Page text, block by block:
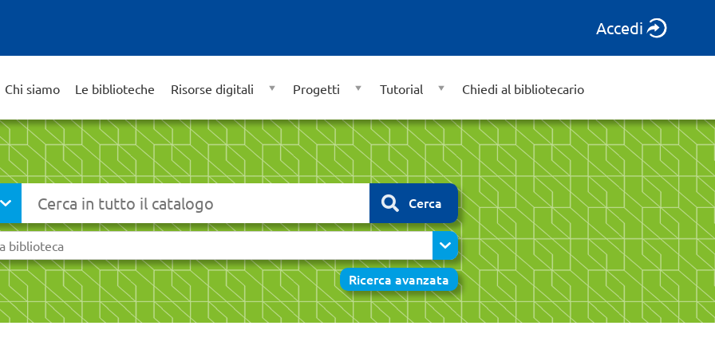
Accedi
Chi siamo Le biblioteche Risorse digitali Progetti Tutorial Chiedi al bibliotecario
Cerca
Ricerca avanzata